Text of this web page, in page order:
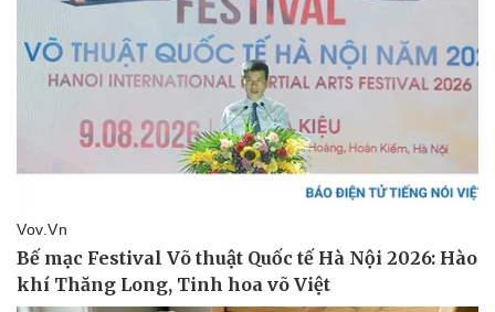
Thể thao
Lịch thi đấu bóng đá
Thế giới thể thao
eSports
Ô tô - Xe máy
Ô tô
Xe máy
Tư vấn